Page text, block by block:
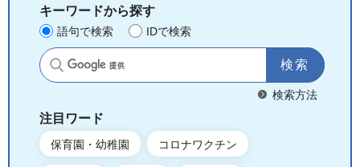
キーワードから探す
語句で検索 IDで検索
サイト内検索
検索方法
注目ワード
保育園・幼稚園 コロナワクチン